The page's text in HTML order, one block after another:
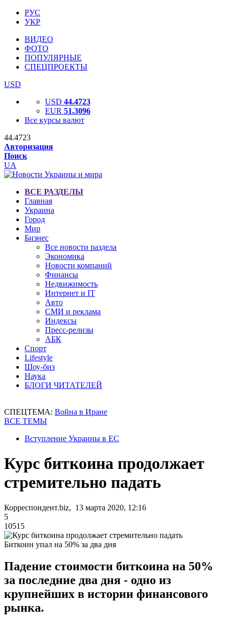
РУС
УКР
ВИДЕО
ФОТО
ПОПУЛЯРНЫЕ
СПЕЦПРОЕКТЫ
USD
USD 44.4723
EUR 51.3096
Все курсы валют
44.4723
Авторизация
Поиск
UA
ВСЕ РАЗДЕЛЫ
Главная
Украина
Город
Мир
Бизнес
Все новости раздела
Экономика
Новости компаний
Финансы
Недвижимость
Интернет и IT
Авто
СМИ и реклама
Индексы
Пресс-релизы
АБК
Спорт
Lifestyle
Шоу-биз
Наука
БЛОГИ ЧИТАТЕЛЕЙ
СПЕЦТЕМА: Война в Иране
ВСЕ ТЕМЫ
Вступление Украины в ЕС
Курс биткоина продолжает
стремительно падать
Корреспондент.biz, 13 марта 2020, 12:16
5
10515
Биткоин упал на 50% за два дня
Падение стоимости биткоина на 50%
за последние два дня - одно из
крупнейших в истории финансового
рынка.